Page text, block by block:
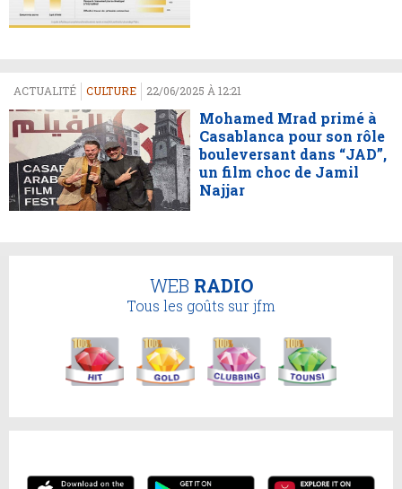
ACTUALITÉ CULTURE 22/06/2025 À 12:21
Mohamed Mrad primé à
Casablanca pour son rôle
bouleversant dans “JAD”,
un film choc de Jamil
Najjar
WEB RADIO
Tous les goûts sur jfm